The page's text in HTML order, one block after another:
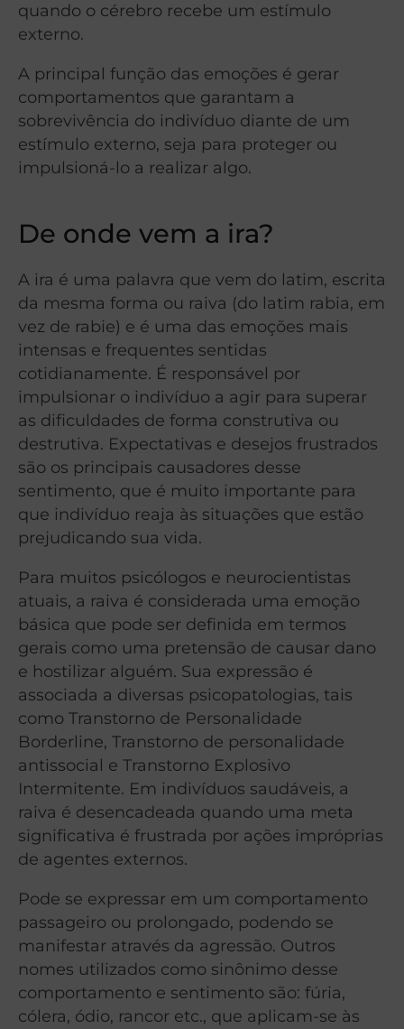
quando o cérebro recebe um estímulo
externo.
A principal função das emoções é gerar
comportamentos que garantam a
sobrevivência do indivíduo diante de um
estímulo externo, seja para proteger ou
impulsioná-lo a realizar algo.
De onde vem a ira?
A ira é uma palavra que vem do latim, escrita
da mesma forma ou raiva (do latim rabia, em
vez de rabie) e é uma das emoções mais
intensas e frequentes sentidas
cotidianamente. É responsável por
impulsionar o indivíduo a agir para superar
as dificuldades de forma construtiva ou
destrutiva. Expectativas e desejos frustrados
são os principais causadores desse
sentimento, que é muito importante para
que indivíduo reaja às situações que estão
prejudicando sua vida.
Para muitos psicólogos e neurocientistas
atuais, a raiva é considerada uma emoção
básica que pode ser definida em termos
gerais como uma pretensão de causar dano
e hostilizar alguém. Sua expressão é
associada a diversas psicopatologias, tais
como Transtorno de Personalidade
Borderline, Transtorno de personalidade
antissocial e Transtorno Explosivo
Intermitente. Em indivíduos saudáveis, a
raiva é desencadeada quando uma meta
significativa é frustrada por ações impróprias
de agentes externos.
Pode se expressar em um comportamento
passageiro ou prolongado, podendo se
manifestar através da agressão. Outros
nomes utilizados como sinônimo desse
comportamento e sentimento são: fúria,
cólera, ódio, rancor etc., que aplicam-se às